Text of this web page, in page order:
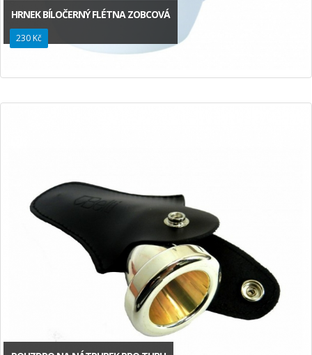
HRNEK BÍLOČERNÝ FLÉTNA ZOBCOVÁ
230 Kč